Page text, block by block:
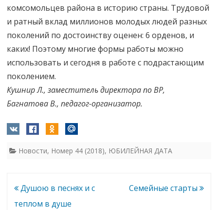
комсомольцев района в историю страны. Трудовой
и ратный вклад миллионов молодых людей разных
поколений по достоинству оценен: 6 орденов, и
каких! Поэтому многие формы работы можно
использовать и сегодня в работе с подрастающим
поколением.
Кушнир Л., заместитель директора по ВР,
Багнатова В., педагог-организатор.
Новости, Номер 44 (2018), ЮБИЛЕЙНАЯ ДАТА
Навигация
по
Душою в песнях и с
теплом в душе
Семейные старты